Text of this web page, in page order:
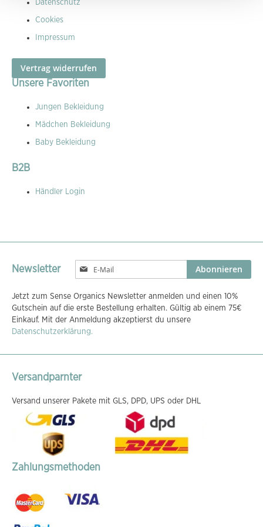
Datenschutz
Cookies
Impressum
Vertrag widerrufen
Unsere Favoriten
Jungen Bekleidung
Mädchen Bekleidung
Baby Bekleidung
B2B
Händler Login
Newsletter
Melden
Sie
für
unseren
Newsletter
an:
Abonnieren
Jetzt zum Sense Organics Newsletter anmelden und einen 10%
Gutschein auf die erste Bestellung erhalten. Gültig ab einem 75€
Einkauf. Mit der Anmeldung akzeptierst du unsere
Datenschutzerklärung.
Versandparnter
Versand unserer Pakete mit GLS, DPD, UPS oder DHL
Zahlungsmethoden